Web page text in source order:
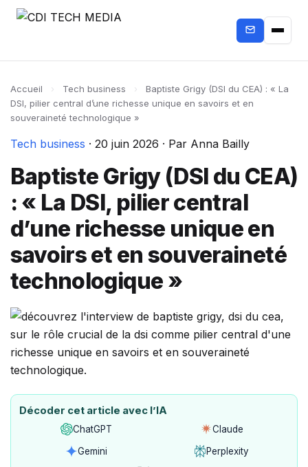
Accueil › Tech business ›
Baptiste Grigy (DSI du CEA) : « La
DSI, pilier central d’une richesse unique en savoirs et en
souveraineté technologique »
Tech business · 20 juin 2026 · Par Anna Bailly
Baptiste Grigy (DSI du CEA)
: « La DSI, pilier central
d’une richesse unique en
savoirs et en souveraineté
technologique »
Décoder cet article avec l’IA
ChatGPT
Ouvrir
avec
Claude
Ouvrir
avec
Gemini
Ouvrir
Perplexity
Ouvrir